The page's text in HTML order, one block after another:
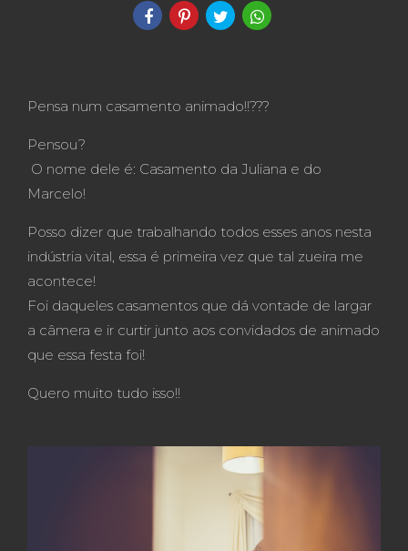
Pensa num casamento animado!!???
Pensou?
O nome dele é: Casamento da Juliana e do
Marcelo!
Posso dizer que trabalhando todos esses anos nesta
indústria vital, essa é primeira vez que tal zueira me
acontece!
Foi daqueles casamentos que dá vontade de largar
a câmera e ir curtir junto aos convidados de animado
que essa festa foi!
Quero muito tudo isso!!